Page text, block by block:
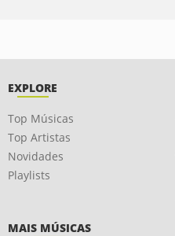
EXPLORE
Top Músicas
Top Artistas
Novidades
Playlists
MAIS MÚSICAS